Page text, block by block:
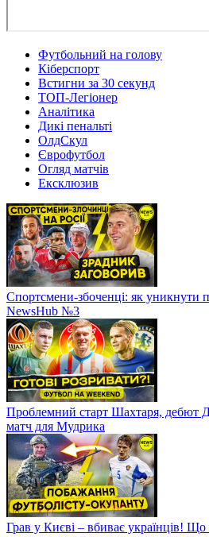
Футбольний на голову
Кіберспорт
Встигни за 30 секунд
ТОП-Легіонер
Аналітика
Дикі пенальті
ОлдСкул
Єврофутбол
Огляд матчів
Ексклюзив
Спортсмени-збоченці: як уникнути
NewsHub №3
Проблемний старт Шахтаря, дебют
матч для Мудрика
Грав у Києві – вбиває українців!